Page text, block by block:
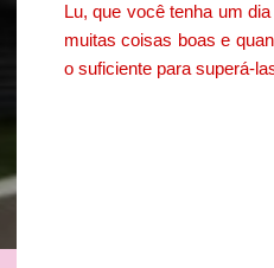
Lu, que você tenha um
muitas coisas boas e
o suficiente para superá-